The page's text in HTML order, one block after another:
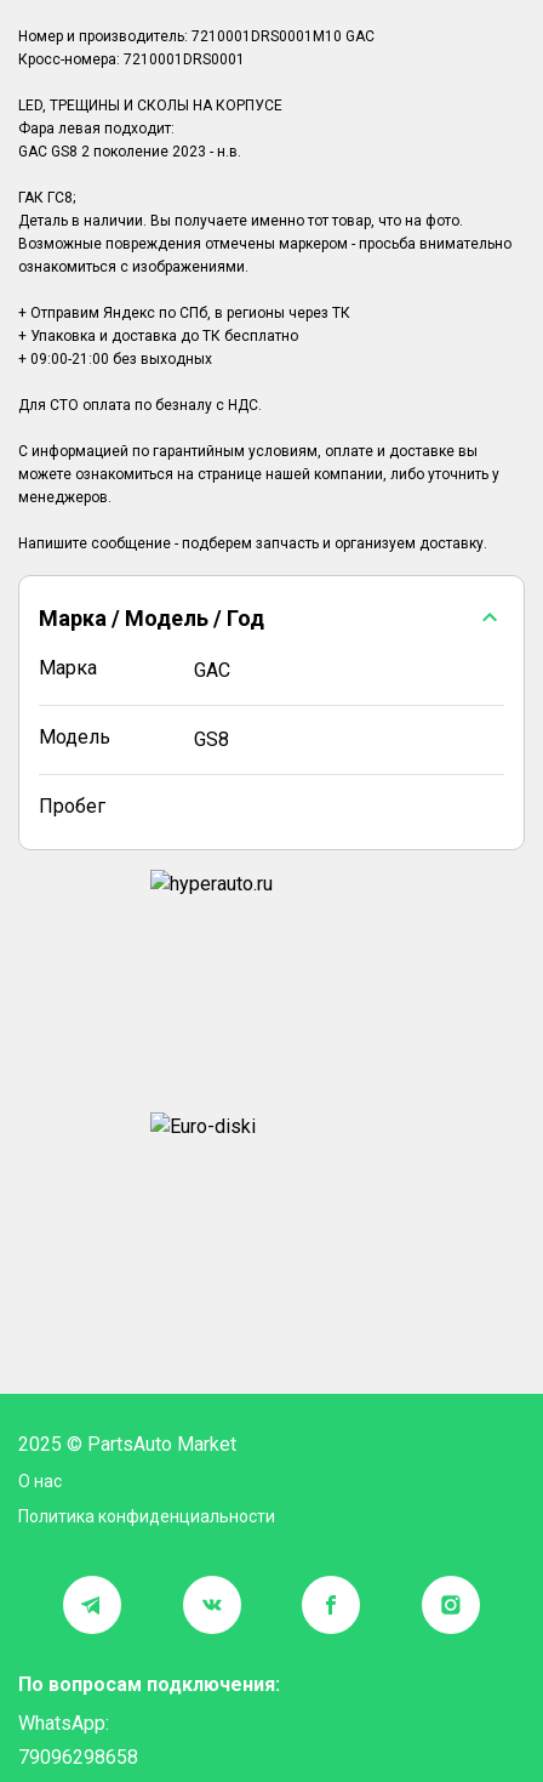
Номер и производитель: 7210001DRS0001M10 GAC
Кросс-номера: 7210001DRS0001
LED, ТРЕЩИНЫ И СКОЛЫ НА КОРПУСЕ
Фара левая подходит:
GAC GS8 2 поколение 2023 - н.в.
ГАК ГС8;
Деталь в наличии. Вы получаете именно тот товар, что на фото.
Возможные повреждения отмечены маркером - просьба внимательно
ознакомиться с изображениями.
+ Отправим Яндекс по СПб, в регионы через ТК
+ Упаковка и доставка до ТК бесплатно
+ 09:00-21:00 без выходных
Для СТО оплата по безналу с НДС.
С информацией по гарантийным условиям, оплате и доставке вы
можете ознакомиться на странице нашей компании, либо уточнить у
менеджеров.
Марка / Модель / Год
Марка GAC
Модель GS8
Пробег
2025 © PartsAuto Market
О нас
Политика конфиденциальности
По вопросам подключения:
WhatsApp:
79096298658